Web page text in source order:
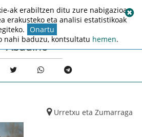
Abadiño
Urretxu eta Zumarraga
ak erabiltzen ditu zure nabigazioa
erakusteko eta analisi estatistikoak
Onartu
nahi baduzu, kontsultatu hemen.